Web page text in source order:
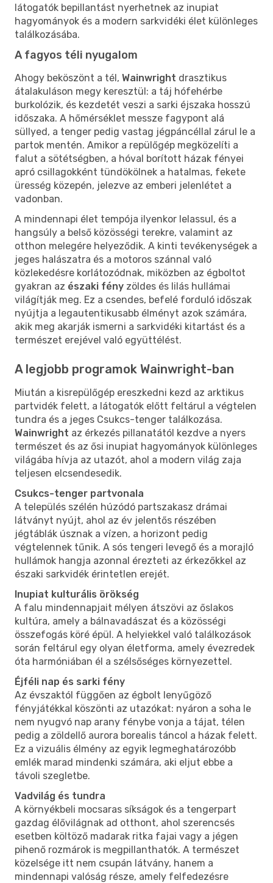
látogatók bepillantást nyerhetnek az inupiat
hagyományok és a modern sarkvidéki élet különleges
találkozásába.
A fagyos téli nyugalom
Ahogy beköszönt a tél, Wainwright drasztikus
átalakuláson megy keresztül: a táj hófehérbe
burkolózik, és kezdetét veszi a sarki éjszaka hosszú
időszaka. A hőmérséklet messze fagypont alá
süllyed, a tenger pedig vastag jégpáncéllal zárul le a
partok mentén. Amikor a repülőgép megközelíti a
falut a sötétségben, a hóval borított házak fényei
apró csillagokként tündökölnek a hatalmas, fekete
üresség közepén, jelezve az emberi jelenlétet a
vadonban.
A mindennapi élet tempója ilyenkor lelassul, és a
hangsúly a belső közösségi terekre, valamint az
otthon melegére helyeződik. A kinti tevékenységek a
jeges halászatra és a motoros szánnal való
közlekedésre korlátozódnak, miközben az égboltot
gyakran az északi fény zöldes és lilás hullámai
világítják meg. Ez a csendes, befelé forduló időszak
nyújtja a legautentikusabb élményt azok számára,
akik meg akarják ismerni a sarkvidéki kitartást és a
természet erejével való együttélést.
A legjobb programok Wainwright-ban
Miután a kisrepülőgép ereszkedni kezd az arktikus
partvidék felett, a látogatók előtt feltárul a végtelen
tundra és a jeges Csukcs-tenger találkozása.
Wainwright az érkezés pillanatától kezdve a nyers
természet és az ősi inupiat hagyományok különleges
világába hívja az utazót, ahol a modern világ zaja
teljesen elcsendesedik.
Csukcs-tenger partvonala
A település szélén húzódó partszakasz drámai
látványt nyújt, ahol az év jelentős részében
jégtáblák úsznak a vízen, a horizont pedig
végtelennek tűnik. A sós tengeri levegő és a morajló
hullámok hangja azonnal érezteti az érkezőkkel az
északi sarkvidék érintetlen erejét.
Inupiat kulturális örökség
A falu mindennapjait mélyen átszövi az őslakos
kultúra, amely a bálnavadászat és a közösségi
összefogás köré épül. A helyiekkel való találkozások
során feltárul egy olyan életforma, amely évezredek
óta harmóniában él a szélsőséges környezettel.
Éjféli nap és sarki fény
Az évszaktól függően az égbolt lenyűgöző
fényjátékkal köszönti az utazókat: nyáron a soha le
nem nyugvó nap arany fénybe vonja a tájat, télen
pedig a zöldellő aurora borealis táncol a házak felett.
Ez a vizuális élmény az egyik legmeghatározóbb
emlék marad mindenki számára, aki eljut ebbe a
távoli szegletbe.
Vadvilág és tundra
A környékbeli mocsaras síkságok és a tengerpart
gazdag élővilágnak ad otthont, ahol szerencsés
esetben költöző madarak ritka fajai vagy a jégen
pihenő rozmárok is megpillanthatók. A természet
közelsége itt nem csupán látvány, hanem a
mindennapi valóság része, amely felfedezésre